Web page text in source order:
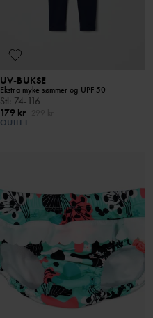
UV-BUKSE
Ekstra myke sømmer og UPF 50
Stl: 74-116
179 kr
OUTLET